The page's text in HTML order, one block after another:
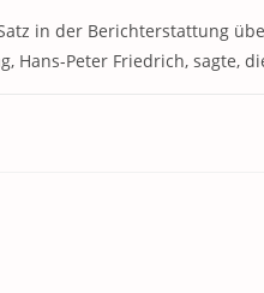
in der Berichterstattung
Hans-Peter Friedrich, sagte,